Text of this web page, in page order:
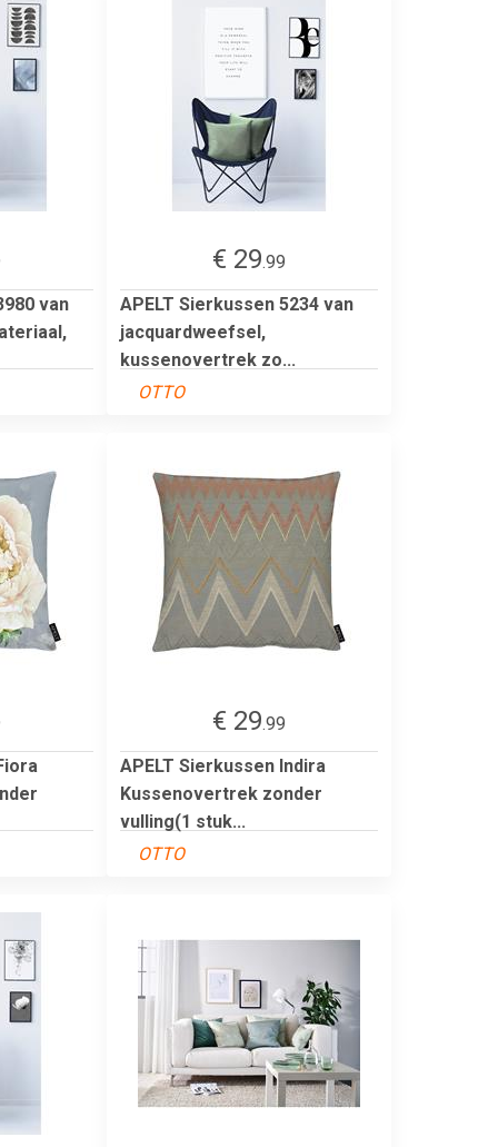
van
€ 29.99
APELT Sierkussen 5234 van
jacquardweefsel,
kussenovertrek zo...
OTTO
€ 29.99
APELT Sierkussen Indira
Kussenovertrek zonder
vulling(1 stuk...
OTTO